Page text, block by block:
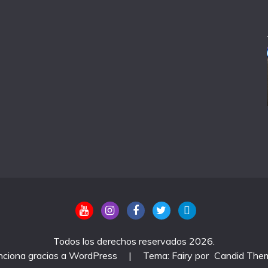
Todos los derechos reservados 2026.
gracias a WordPress
| Tema: Fairy por Candid